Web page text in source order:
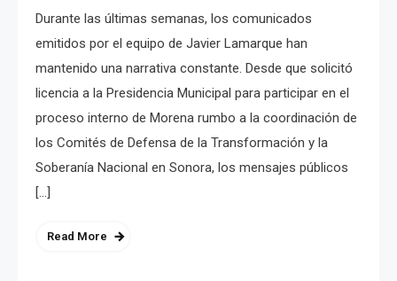
Durante las últimas semanas, los comunicados
emitidos por el equipo de Javier Lamarque han
mantenido una narrativa constante. Desde que solicitó
licencia a la Presidencia Municipal para participar en el
proceso interno de Morena rumbo a la coordinación de
los Comités de Defensa de la Transformación y la
Soberanía Nacional en Sonora, los mensajes públicos
[…]
Read More